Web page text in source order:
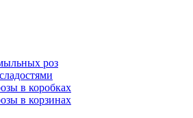
роз
в коробках
в корзинах